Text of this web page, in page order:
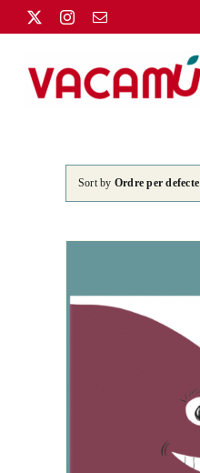
to
Sort by Ordre per defecte